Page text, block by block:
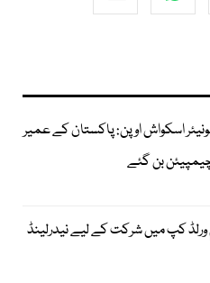
اسکواش اوپن: پاکستان کے عمیر
ورلڈ کپ میں شرکت کے لیے نیدرلینڈ